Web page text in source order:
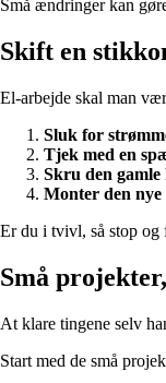
Små ændringer kan
Skift en
El-arbejde skal man
Sluk for
Tjek med en
Skru den
Monter den
Er du i tvivl, så stop
Små
At klare tingene selv
Start med de små